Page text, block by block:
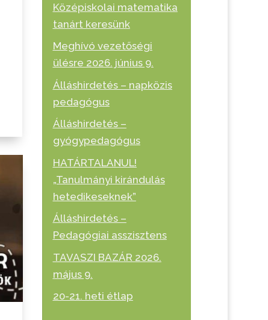
Középiskolai matematika
tanárt keresünk
Meghívó vezetőségi
ülésre 2026. június 9.
Álláshirdetés – napközis
pedagógus
Álláshirdetés –
gyógypedagógus
HATÁRTALANUL!
„Tanulmányi kirándulás
hetedikeseknek”
Álláshirdetés –
Pedagógiai asszisztens
TAVASZI BAZÁR 2026.
május 9.
20-21. heti étlap